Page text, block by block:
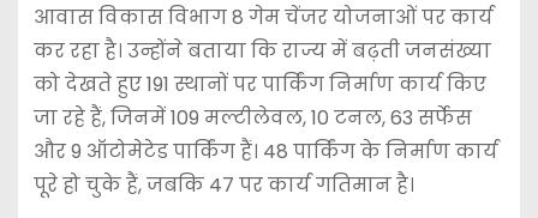
आवास विकास विभाग 8 गेम चेंजर योजनाओं पर कार्य
कर रहा है। उन्होंने बताया कि राज्य में बढ़ती जनसंख्या
को देखते हुए 191 स्थानों पर पार्किंग निर्माण कार्य किए
जा रहे हैं, जिनमें 109 मल्टीलेवल, 10 टनल, 63 सर्फेस
और 9 ऑटोमेटेड पार्किंग हैं। 48 पार्किंग के निर्माण कार्य
पूरे हो चुके हैं, जबकि 47 पर कार्य गतिमान है।